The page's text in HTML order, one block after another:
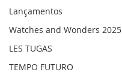
Lançamentos
Watches and Wonders 2025
LES TUGAS
TEMPO FUTURO